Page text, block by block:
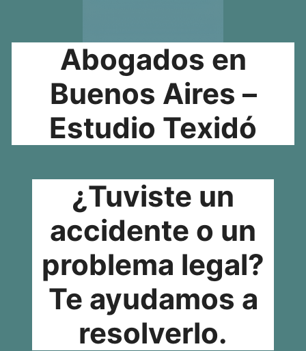
Abogados en
Buenos Aires –
Estudio Texidó
¿Tuviste un
accidente o un
problema legal?
Te ayudamos a
resolverlo.